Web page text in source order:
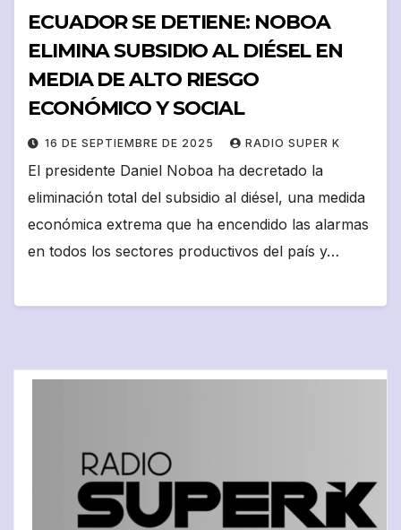
ECUADOR SE DETIENE: NOBOA
ELIMINA SUBSIDIO AL DIÉSEL EN
MEDIA DE ALTO RIESGO
ECONÓMICO Y SOCIAL
16 DE SEPTIEMBRE DE 2025 RADIO SUPER K
El presidente Daniel Noboa ha decretado la
eliminación total del subsidio al diésel, una medida
económica extrema que ha encendido las alarmas
en todos los sectores productivos del país y…